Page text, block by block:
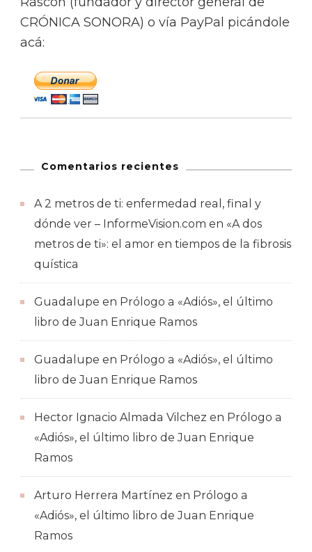
CRÓNICA SONORA) o vía PayPal picándole
acá:
Comentarios recientes
A 2 metros de ti: enfermedad real, final y
dónde ver – InformeVision.com en «A dos
metros de ti»: el amor en tiempos de la fibrosis
quística
Guadalupe en Prólogo a «Adiós», el último
libro de Juan Enrique Ramos
Guadalupe en Prólogo a «Adiós», el último
libro de Juan Enrique Ramos
Hector Ignacio Almada Vilchez en Prólogo a
«Adiós», el último libro de Juan Enrique
Ramos
Arturo Herrera Martínez en Prólogo a
«Adiós», el último libro de Juan Enrique
Ramos